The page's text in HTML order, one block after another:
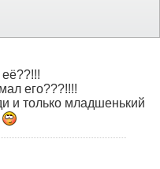
его???!!!!
и только младшенький